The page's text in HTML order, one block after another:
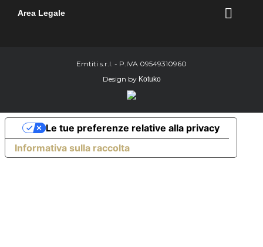
Area Legale 
Emtiti s.r.l. - P.IVA 09549310960
Design by Kotuko
Informativa sulla raccolta
Le tue preferenze relative alla privacy